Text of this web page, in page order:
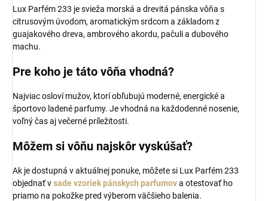
Lux Parfém 233 je svieža morská a drevitá pánska vôňa s
citrusovým úvodom, aromatickým srdcom a základom z
guajakového dreva, ambrového akordu, pačuli a dubového
machu.
Pre koho je táto vôňa vhodná?
Najviac osloví mužov, ktorí obľubujú moderné, energické a
športovo ladené parfumy. Je vhodná na každodenné nosenie,
voľný čas aj večerné príležitosti.
Môžem si vôňu najskôr vyskúšať?
Ak je dostupná v aktuálnej ponuke, môžete si Lux Parfém 233
objednať vsade vzoriek pánskych parfumova otestovať ho
priamo na pokožke pred výberom väčšieho balenia.